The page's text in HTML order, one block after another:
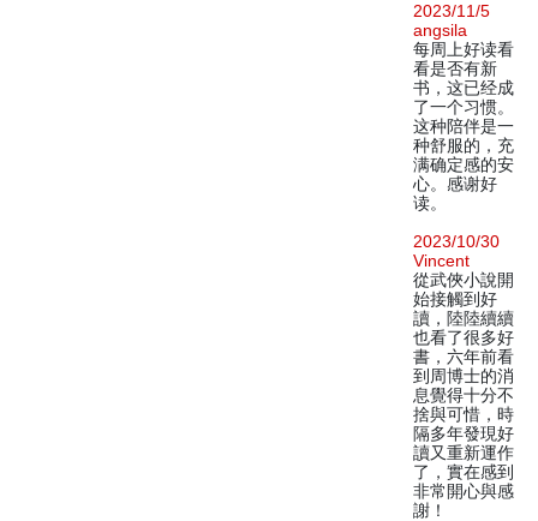
2023/11/5
angsila
每周上好读看
看是否有新
书，这已经成
了一个习惯。
这种陪伴是一
种舒服的，充
满确定感的安
心。感谢好
读。
2023/10/30
Vincent
從武俠小說開
始接觸到好
讀，陸陸續續
也看了很多好
書，六年前看
到周博士的消
息覺得十分不
捨與可惜，時
隔多年發現好
讀又重新運作
了，實在感到
非常開心與感
謝！